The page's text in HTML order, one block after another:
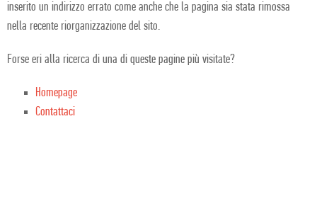
inserito un indirizzo errato come anche che la pagina sia stata rimossa
nella recente riorganizzazione del sito.
Forse eri alla ricerca di una di queste pagine più visitate?
Homepage
Contattaci